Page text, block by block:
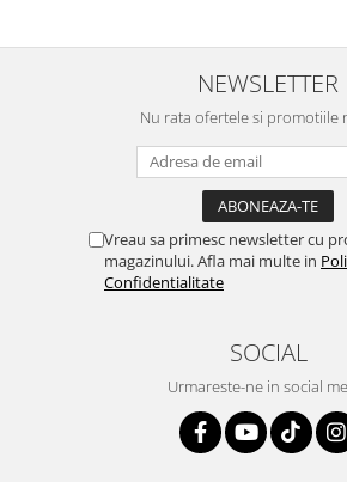
este o plăcere să o folosim, are
pete de
Aceasta
NEWSLETTER
Nu rata ofertele si promotiile
Vreau sa primesc newsletter cu
magazinului. Afla mai multe in
Confidentialitate
SOCIAL
Urmareste-ne in social